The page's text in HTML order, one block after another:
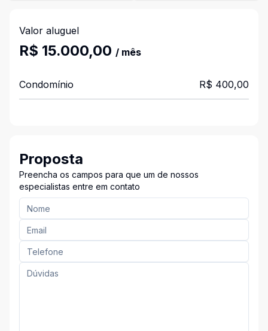
Valor aluguel
R$ 15.000,00 / mês
Condomínio R$ 400,00
Proposta
Preencha os campos para que um de nossos
especialistas entre em contato